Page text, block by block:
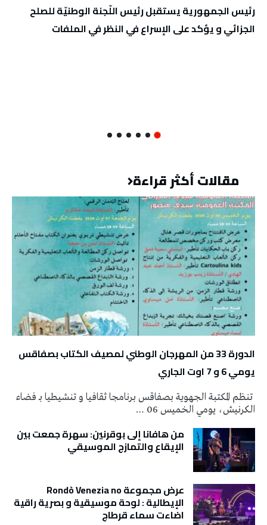
رئيس الجمهورية يستقبل رئيس اللّجنة الوطنيّة للصلح
الجزائي و يؤكد على الإسراع في النظر في الملفات
مقالات أكثر قراءة
الدورة 33 من المهرجان الوطني لمصيف الكتاب بصفاقس
يومي 6 و 7 اوت الجاري
تنظم المكتبة الجهوية بصفاقس برنامجا ثقافيا و تنشيطيا بـ فضاء
الكرنيش، يومي الخميس 06 …
من هافانا إلى بوقرنين: سهرة جمعت بين
الإيقاع والتمازج الموسيقي
عرض مجموعة Rondò Venezia no
الإيطالية : لوحة موسيقية و بصرية راقية
اضاءت سماء قرطاج